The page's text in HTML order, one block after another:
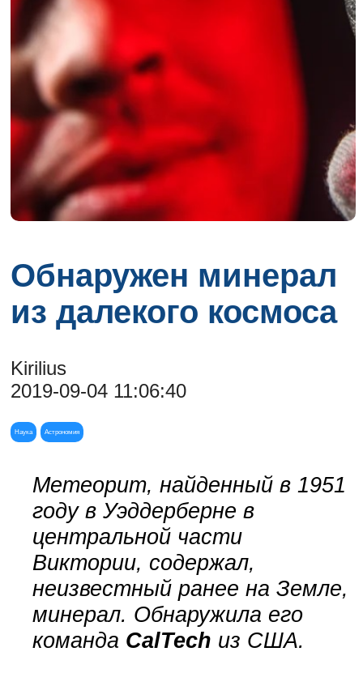
Обнаружен минерал
из далекого космоса
Kirilius
2019-09-04 11:06:40
Наука Астрономия
Метеорит, найденный в 1951
году в Уэддерберне в
центральной части
Виктории, содержал,
неизвестный ранее на Земле,
минерал. Обнаружила его
команда CalTech из США.